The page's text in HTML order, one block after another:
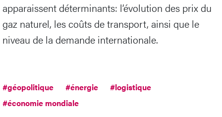
apparaissent déterminants: l’évolution des prix du
gaz naturel, les coûts de transport, ainsi que le
niveau de la demande internationale.
#géopolitique #énergie
#logistique
#économie mondiale